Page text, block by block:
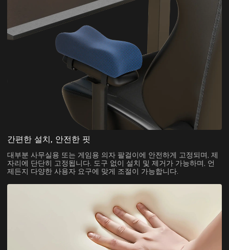
간편한 설치, 안전한 핏
대부분 사무실용 또는 게임용 의자 팔걸이에 안전하게 고정되며, 제
자리에 단단히 고정됩니다. 도구 없이 설치 및 제거가 가능하며, 언
제든지 다양한 사용자 요구에 맞게 조절이 가능합니다.